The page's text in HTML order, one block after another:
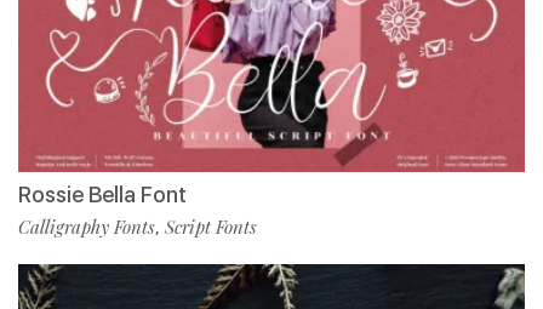
Rossie Bella Font
Calligraphy Fonts, Script Fonts